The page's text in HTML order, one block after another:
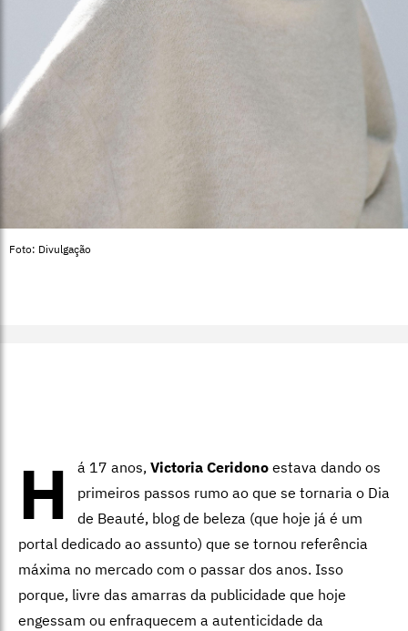
Foto: Divulgação
H á 17 anos, Victoria Ceridono estava dando os
primeiros passos rumo ao que se tornaria o Dia
de Beauté, blog de beleza (que hoje já é um
portal dedicado ao assunto) que se tornou referência
máxima no mercado com o passar dos anos. Isso
porque, livre das amarras da publicidade que hoje
engessam ou enfraquecem a autenticidade da